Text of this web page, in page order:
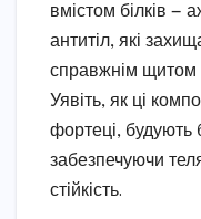
вмістом білків —
антитіл, які
справжнім щитом
Уявіть, як ці
фортеці, будують
забезпечуючи
стійкість.